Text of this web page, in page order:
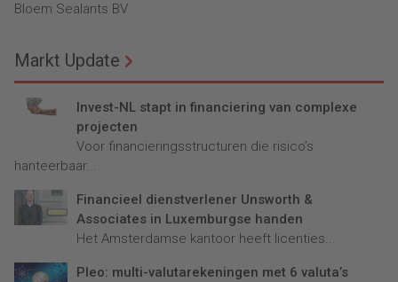
Bloem Sealants BV
Markt Update
Invest-NL stapt in financiering van complexe
projecten
Voor financieringsstructuren die risico’s
hanteerbaar...
Financieel dienstverlener Unsworth &
Associates in Luxemburgse handen
Het Amsterdamse kantoor heeft licenties...
Pleo: multi-valutarekeningen met 6 valuta’s